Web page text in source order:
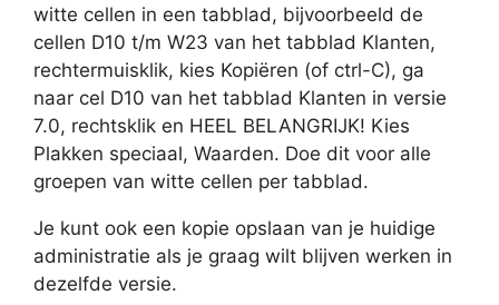
witte cellen in een tabblad, bijvoorbeeld de
cellen D10 t/m W23 van het tabblad Klanten,
rechtermuisklik, kies Kopiëren (of ctrl-C), ga
naar cel D10 van het tabblad Klanten in versie
7.0, rechtsklik en HEEL BELANGRIJK! Kies
Plakken speciaal, Waarden. Doe dit voor alle
groepen van witte cellen per tabblad.
Je kunt ook een kopie opslaan van je huidige
administratie als je graag wilt blijven werken in
dezelfde versie.